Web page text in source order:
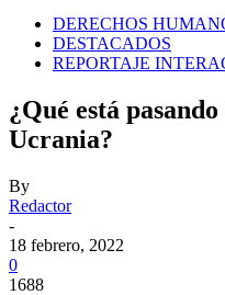
DERECHOS
DESTACADOS
REPORTAJE
¿Qué está
Ucrania?
By
Redactor
-
18 febrero, 2022
0
1688